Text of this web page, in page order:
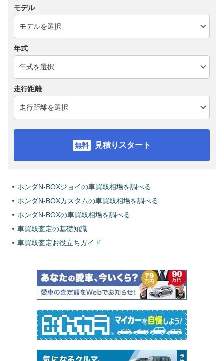
モデル
年式
走行距離
見積りスタート
ホンダN-BOXジョイの車買取相場を調べる
ホンダN-BOXカスタムの車買取相場を調べる
ホンダN-BOXの車買取相場を調べる
車買取査定の基礎知識
車買取査定お役立ちガイド